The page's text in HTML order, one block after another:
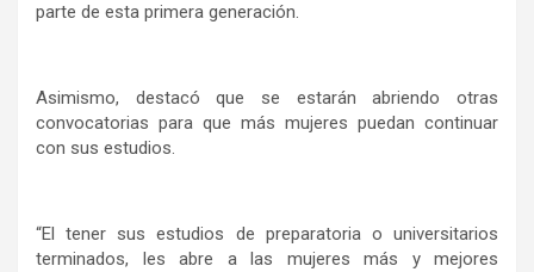
parte de esta primera generación.
Asimismo, destacó que se estarán abriendo otras
convocatorias para que más mujeres puedan continuar
con sus estudios.
“El tener sus estudios de preparatoria o universitarios
terminados, les abre a las mujeres más y mejores